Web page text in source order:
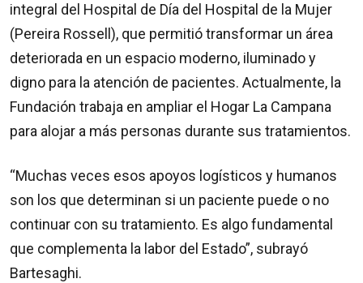
integral del Hospital de Día del Hospital de la Mujer
(Pereira Rossell), que permitió transformar un área
deteriorada en un espacio moderno, iluminado y
digno para la atención de pacientes. Actualmente, la
Fundación trabaja en ampliar el Hogar La Campana
para alojar a más personas durante sus tratamientos.
“Muchas veces esos apoyos logísticos y humanos
son los que determinan si un paciente puede o no
continuar con su tratamiento. Es algo fundamental
que complementa la labor del Estado”, subrayó
Bartesaghi.